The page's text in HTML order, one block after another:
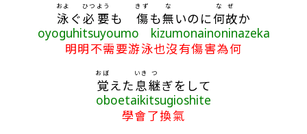
泳
およ
ぐ必要
ひつよう
も 傷
きず
も無
な
いのに何故
なぜ
か
oyoguhitsuyoumo kizumonainoninazeka
明明不需要游泳也沒有傷害為何
覚
おぼ
えた 息
いき
継
つ
ぎをして
oboetaikitsugioshite
學會了換氣